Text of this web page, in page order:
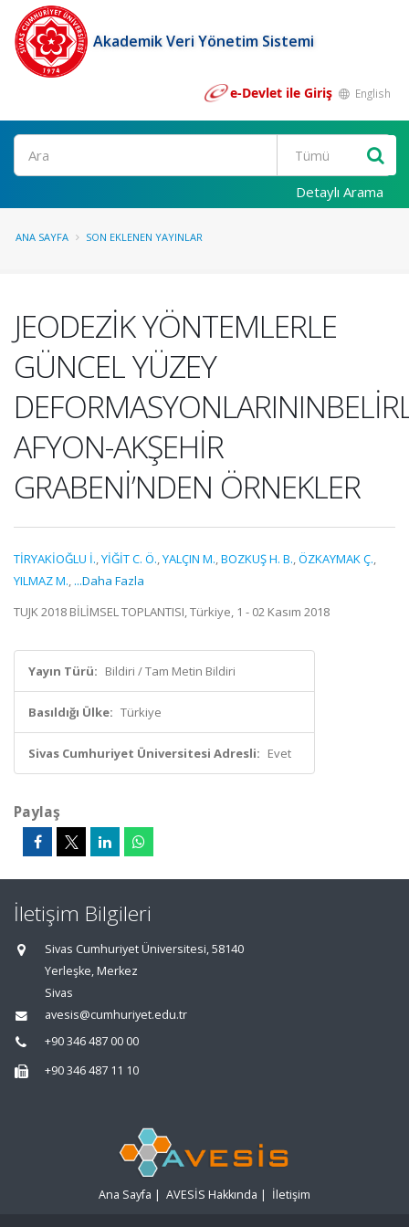
Akademik Veri Yönetim Sistemi
e-Devlet ile Giriş English
Ara
Detaylı Arama
ANA SAYFA SON EKLENEN YAYINLAR
JEODEZİK YÖNTEMLERLE
GÜNCEL YÜZEY
AFYON-AKŞEHİR
GRABENİ’NDEN ÖRNEKLER
TİRYAKİOĞLU İ.,YİĞİT C. Ö.,YALÇIN M.,BOZKUŞ H. B.,ÖZKAYMAK Ç.,
YILMAZ M., ...Daha Fazla
TUJK 2018 BİLİMSEL TOPLANTISI, Türkiye, 1 - 02 Kasım 2018
Yayın Türü: Bildiri / Tam Metin Bildiri
Basıldığı Ülke: Türkiye
Sivas Cumhuriyet Üniversitesi Adresli: Evet
Paylaş
İletişim Bilgileri
Sivas Cumhuriyet Üniversitesi, 58140
Yerleşke, Merkez
Sivas
avesis@cumhuriyet.edu.tr
+90 346 487 00 00
+90 346 487 11 10
Ana Sayfa | AVESİS Hakkında | İletişim